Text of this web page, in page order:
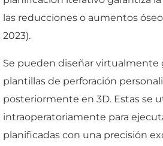
las reducciones o aumentos
2023).
Se pueden diseñar virtualmente
plantillas de perforación
posteriormente en 3D. Estas se
intraoperatoriamente para
planificadas con una precisión